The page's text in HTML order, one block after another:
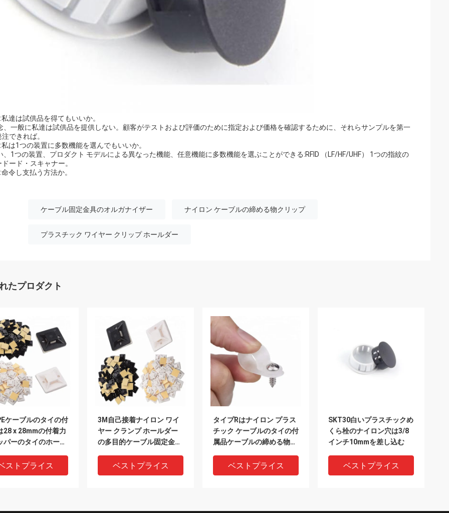
私達は試供品を得てもいいか。
、一般に私達は試供品を提供しない。顧客がテストおよび評価のために指定および価格を確認するために、それらサンプルを第一
できれば。
私は1つの装置に多数機能を選んでもいいか。
、1つの装置、プロダクト モデルによる異なった機能、任意機能に多数機能を選ぶことができる:RFID （LF/HF/UHF） 1つの指紋の
ード・スキャナー。
命令し支払う方法か。
ケーブル固定金具のオルガナイザー ナイロン ケーブルの締める物クリップ
プラスチック ワイヤー クリップ ホールダー
たプロダクト
ケーブルのタイの付
28 x 28mmの付着力
パーのタイのホール
ストプライス
3M自己接着ナイロン ワイ
ヤー クランプ ホールダー
の多目的ケーブル固定金具
ベストプライス
タイプRはナイロン プラス
チック ケーブルのタイの付
属品ケーブルの締める物ク
ベストプライス
SKT30白いプラスチックめ
くら栓のナイロン穴は3/8
インチ10mmを差し込む
ベストプライス